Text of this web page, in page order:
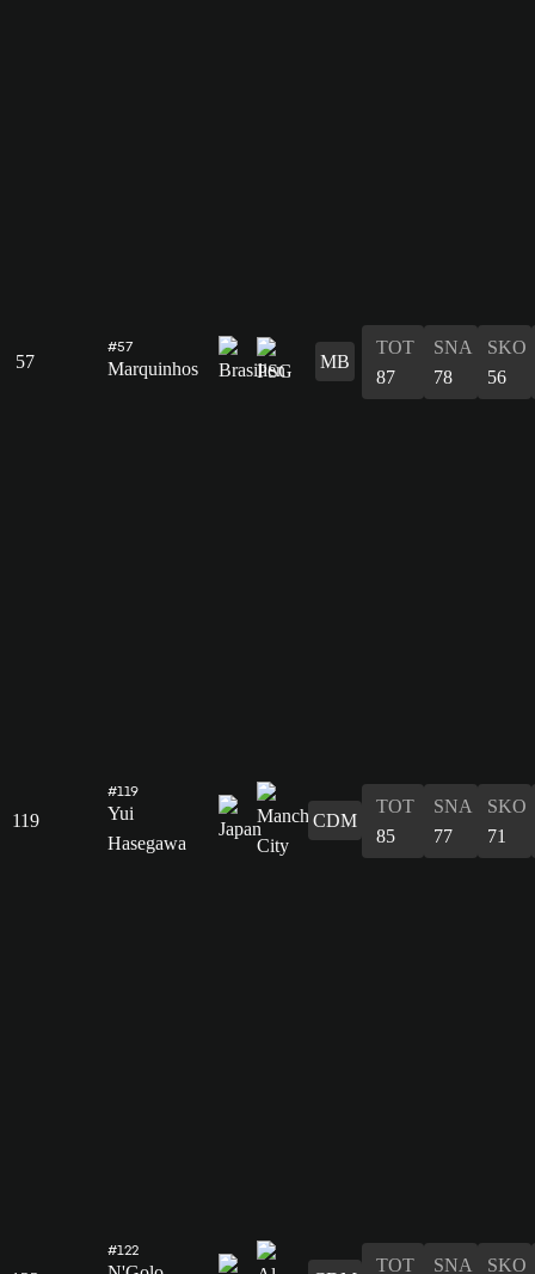
57
#57
Marquinhos MB
TOT
87
SNA
78
SKO
56
119
#119
Yui
Hasegawa
CDM
TOT
85
SNA
77
SKO
71
#122
TOT SNA SKO